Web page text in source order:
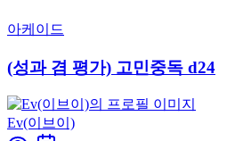
아케이드
(성과 겸 평가) 고민중독 d24
Ev(이브이)